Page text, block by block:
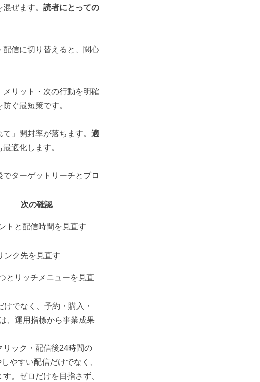
ぜます。 読者にとっての
配信に切り替えると、関心
メリット・次の行動を明確
ぐ最短策です。
」開封率が落ちます。 適
適化します。
ターゲットリーチとブロ
次の確認
トと配信時間を見直す
ンク先を見直す
とリッチメニューを見直
でなく、予約・購入・
、運用指標から事業成果
ック・配信後24時間の
やすい配信だけでなく、
。ゼロだけを目指さず、